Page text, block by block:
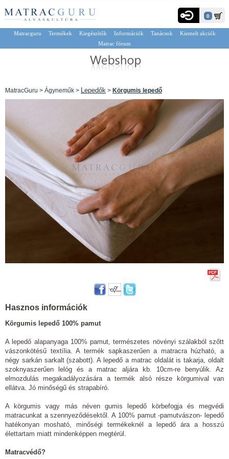
0
Matracguru Termékek Kiegészítők Információk Tanácsok
Kiemelt akciók
Matrac fórum
MatracGuru > Ágyneműk > Lepedők > Körgumis lepedő
Hasznos információk
Körgumis lepedő 100% pamut
A lepedő alapanyaga 100% pamut, természetes növényi szálakból szőtt
vászonkötésű textília. A termék sapkaszerűen a matracra húzható, a
négy sarkán sarkalt (szabott). A lepedő a matrac oldalát is takarja, oldalt
szoknyaszerűen lelóg és a matrac aljára kb. 10cm-re benyúlik. Az
elmozdulás megakadályozására a termék alsó része körgumival van
ellátva. Jó minőségű és strapabíró.
A körgumis vagy más néven gumis lepedő körbefogja és megvédi
matracunkat a szennyeződésektől. A 100% pamut -pamutvászon- lepedő
hatékonyan mosható, minőségi termékeknél a lepedő ára a hosszú
élettartam miatt mindenképpen megtérül.
Matracvédő?